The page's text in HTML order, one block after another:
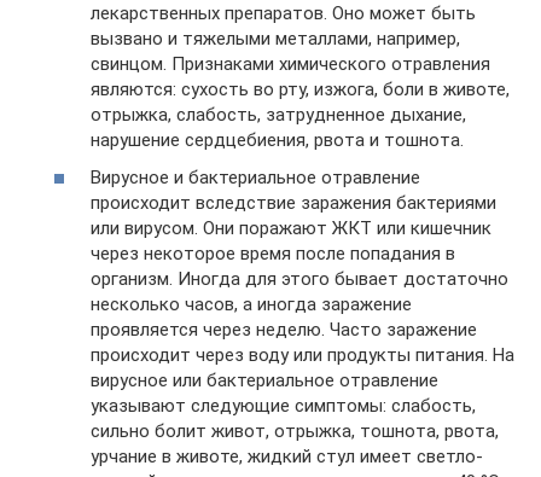
лекарственных препаратов. Оно может быть
вызвано и тяжелыми металлами, например,
свинцом. Признаками химического отравления
являются: сухость во рту, изжога, боли в животе,
отрыжка, слабость, затрудненное дыхание,
нарушение сердцебиения, рвота и тошнота.
Вирусное и бактериальное отравление
происходит вследствие заражения бактериями
или вирусом. Они поражают ЖКТ или кишечник
через некоторое время после попадания в
организм. Иногда для этого бывает достаточно
несколько часов, а иногда заражение
проявляется через неделю. Часто заражение
происходит через воду или продукты питания. На
вирусное или бактериальное отравление
указывают следующие симптомы: слабость,
сильно болит живот, отрыжка, тошнота, рвота,
урчание в животе, жидкий стул имеет светло-